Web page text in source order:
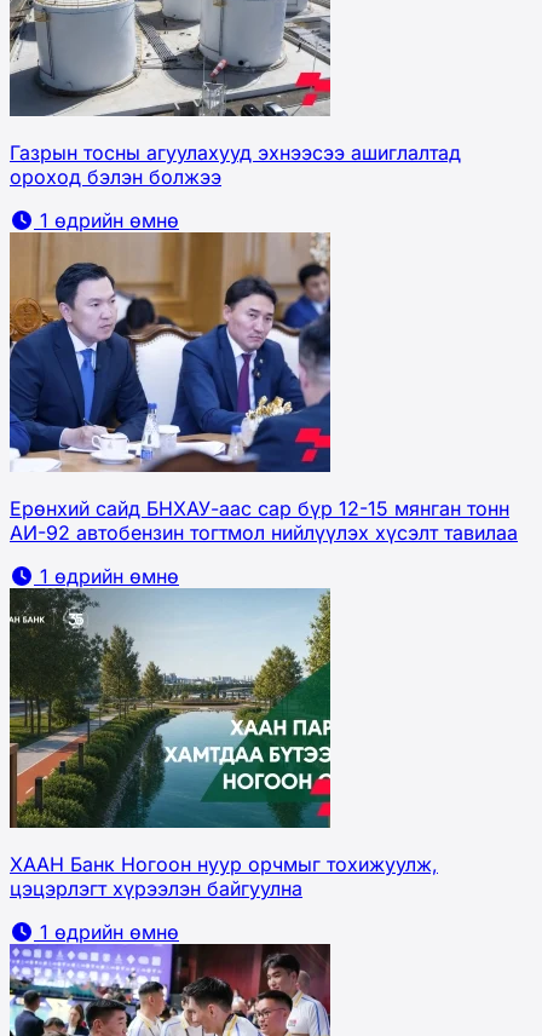
Газрын тосны агуулахууд эхнээсээ ашиглалтад
ороход бэлэн болжээ
1 өдрийн өмнө
Ерөнхий сайд БНХАУ-аас сар бүр 12-15 мянган тонн
АИ-92 автобензин тогтмол нийлүүлэх хүсэлт тавилаа
1 өдрийн өмнө
ХААН Банк Ногоон нуур орчмыг тохижуулж,
цэцэрлэгт хүрээлэн байгуулна
1 өдрийн өмнө